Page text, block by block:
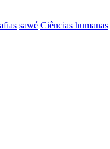
sawé Ciências humanas